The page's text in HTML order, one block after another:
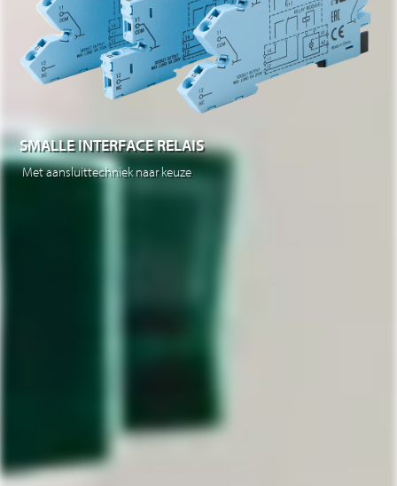
SMALLE INTERFACE RELAIS
Met aansluittechniek naar keuze